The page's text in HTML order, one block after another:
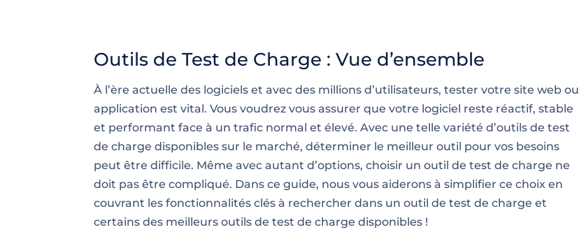
Outils de Test de Charge : Vue d’ensemble
À l’ère actuelle des logiciels et avec des millions d’utilisateurs, tester votre site web ou
application est vital. Vous voudrez vous assurer que votre logiciel reste réactif, stable
et performant face à un trafic normal et élevé. Avec une telle variété d’outils de test
de charge disponibles sur le marché, déterminer le meilleur outil pour vos besoins
peut être difficile. Même avec autant d’options, choisir un outil de test de charge ne
doit pas être compliqué. Dans ce guide, nous vous aiderons à simplifier ce choix en
couvrant les fonctionnalités clés à rechercher dans un outil de test de charge et
certains des meilleurs outils de test de charge disponibles !